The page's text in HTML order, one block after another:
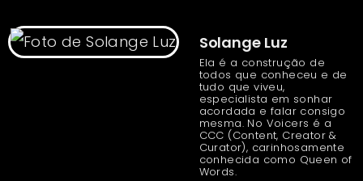
Solange Luz
Ela é a construção de
todos que conheceu e de
tudo que viveu,
especialista em sonhar
acordada e falar consigo
mesma. No Voicers é a
CCC (Content, Creator &
Curator), carinhosamente
conhecida como Queen of
Words.